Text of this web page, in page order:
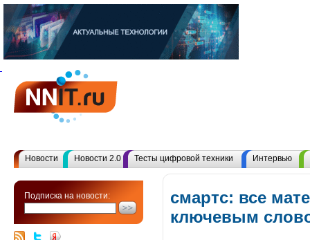
Новости Новости 2.0 Тесты цифровой техники Интервью
Подписка на новости:
смартс: все
ключевым